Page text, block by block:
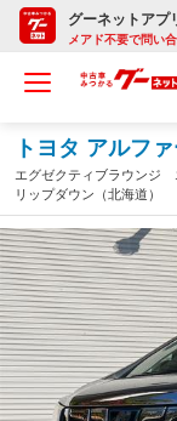
グーネットアプ
メアド不要で問い
トヨタ アルフ
エグゼクティブラウン
リップダウン（北海道）